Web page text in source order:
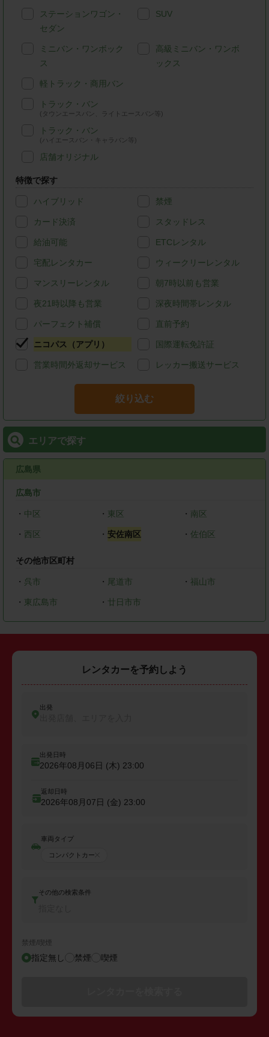
ステーションワゴン・
セダン
SUV
ミニバン・ワンボック
ス
高級ミニバン・ワンボ
ックス
軽トラック・商用バン
トラック・バン
(タウンエースバン、ライトエースバン等)
トラック・バン
(ハイエースバン・キャラバン等)
店舗オリジナル
特徴で探す
ハイブリッド 禁煙
カード決済 スタッドレス
給油可能 ETCレンタル
宅配レンタカー ウィークリーレンタル
マンスリーレンタル 朝7時以前も営業
夜21時以降も営業 深夜時間帯レンタル
パーフェクト補償 直前予約
ニコパス（アプリ） 国際運転免許証
営業時間外返却サービス レッカー搬送サービス
絞り込む
エリアで探す
広島県
広島市
・ 中区 ・ 東区 ・ 南区
・ 西区 ・ 安佐南区 ・ 佐伯区
その他市区町村
・ 呉市 ・ 尾道市 ・ 福山市
・ 東広島市 ・ 廿日市市
レンタカーを予約しよう
出発
出発日時
2026年08月06日 (木) 23:00
返却日時
2026年08月07日 (金) 23:00
車両タイプ
コンパクトカー
その他の検索条件
禁煙/喫煙
指定無し 禁煙 喫煙